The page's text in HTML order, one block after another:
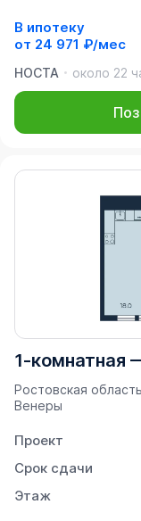
В ипотеку
от 24 971 ₽/мес
НОСТА
около 22
1-комнатная
Ростовская
Венеры
Проект
Срок сдачи
Этаж